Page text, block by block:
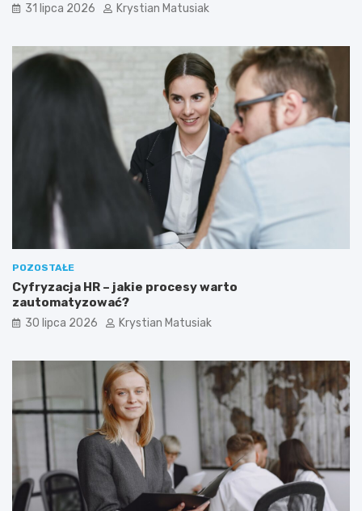
31 lipca 2026 Krystian Matusiak
POZOSTAŁE
Cyfryzacja HR – jakie procesy warto
zautomatyzować?
30 lipca 2026 Krystian Matusiak